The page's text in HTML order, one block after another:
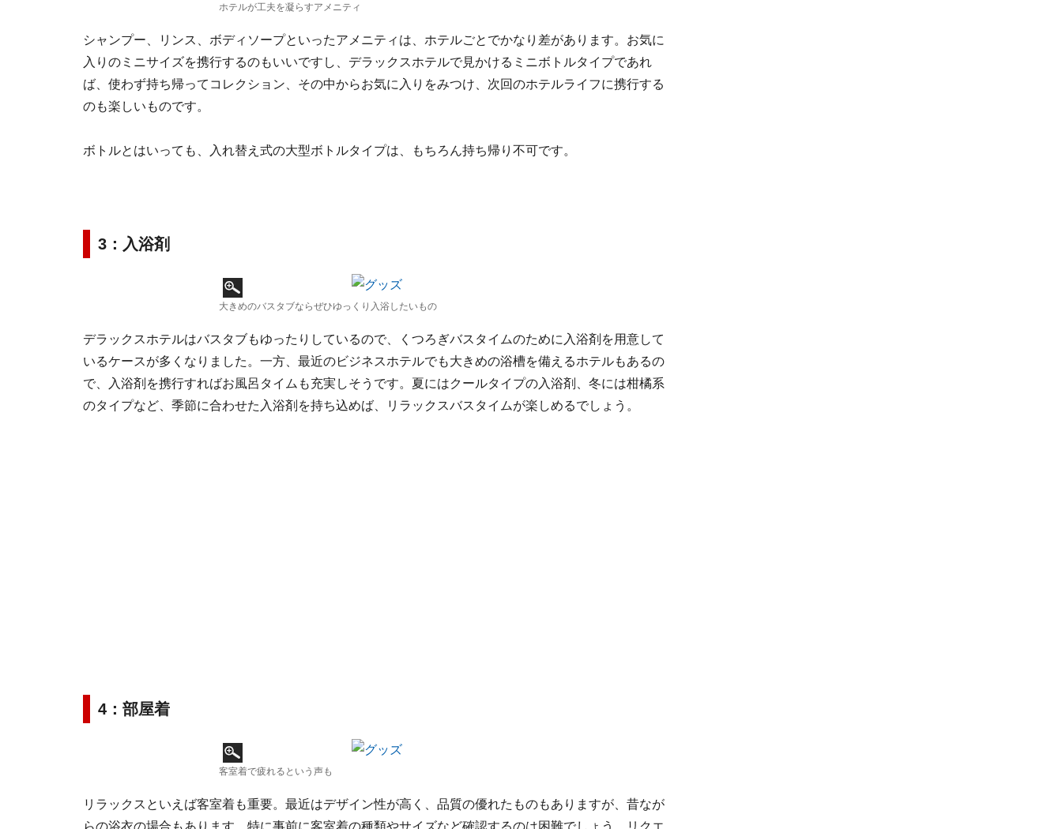
ホテルが工夫を凝らすアメニティ
シャンプー、リンス、ボディソープといったアメニティは、ホテルごとでかなり差があります。お気に
入りのミニサイズを携行するのもいいですし、デラックスホテルで見かけるミニボトルタイプであれ
ば、使わず持ち帰ってコレクション、その中からお気に入りをみつけ、次回のホテルライフに携行する
のも楽しいものです。
ボトルとはいっても、入れ替え式の大型ボトルタイプは、もちろん持ち帰り不可です。
3：入浴剤
大きめのバスタブならぜひゆっくり入浴したいもの
デラックスホテルはバスタブもゆったりしているので、くつろぎバスタイムのために入浴剤を用意して
いるケースが多くなりました。一方、最近のビジネスホテルでも大きめの浴槽を備えるホテルもあるの
で、入浴剤を携行すればお風呂タイムも充実しそうです。夏にはクールタイプの入浴剤、冬には柑橘系
のタイプなど、季節に合わせた入浴剤を持ち込めば、リラックスバスタイムが楽しめるでしょう。
4：部屋着
客室着で疲れるという声も
リラックスといえば客室着も重要。最近はデザイン性が高く、品質の優れたものもありますが、昔なが
らの浴衣の場合もあります。特に事前に客室着の種類やサイズなど確認するのは困難でしょう。リクエ